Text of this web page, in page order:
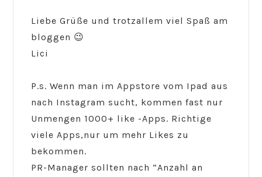
Liebe Grüße und trotzallem viel Spaß am
bloggen 😉
Lici
P.s. Wenn man im Appstore vom Ipad aus
nach Instagram sucht, kommen fast nur
Unmengen 1000+ like -Apps. Richtige
viele Apps,nur um mehr Likes zu
bekommen.
PR-Manager sollten nach “Anzahl an